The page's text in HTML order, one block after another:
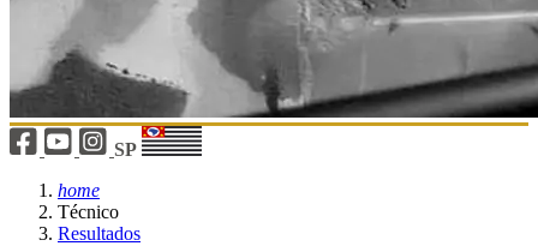
SP
home
Técnico
Resultados